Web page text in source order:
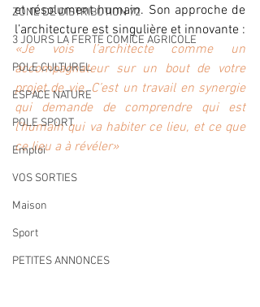
ZONE DE DISTRIBUTION 72
3 JOURS LA FERTE COMICE AGRICOLE
POLE CULTUREL
ESPACE NATURE
POLE SPORT
Emploi
VOS SORTIES
Maison
Sport
PETITES ANNONCES
et résolument humain. Son approche de
l’architecture est singulière et innovante :
«Je vois l’architecte comme un
accompagnateur sur un bout de votre
projet de vie. C’est un travail en synergie
qui demande de comprendre qui est
l’humain qui va habiter ce lieu, et ce que
ce lieu a à révéler»